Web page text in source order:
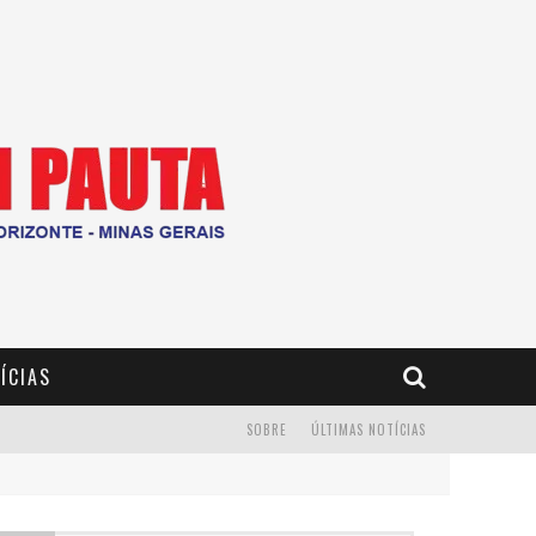
ÚLTIMAS NOTÍCIAS
SOBRE